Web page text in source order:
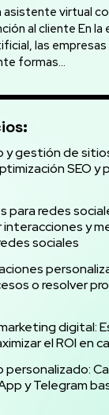
asistente virtual
al cliente En la
las empresas
formas...
y gestión de
SEO y
para redes
y
sociales
o resolver
digital:
el ROI en
y Telegram